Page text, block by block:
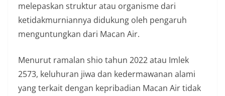
melepaskan struktur atau organisme dari
ketidakmurniannya didukung oleh pengaruh
menguntungkan dari Macan Air.
Menurut ramalan shio tahun 2022 atau Imlek
2573, keluhuran jiwa dan kedermawanan alami
yang terkait dengan kepribadian Macan Air tidak